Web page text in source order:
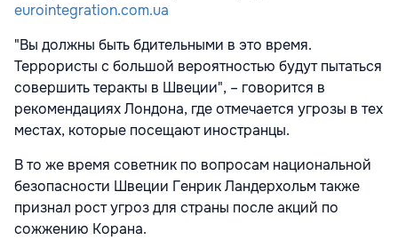
eurointegration.com.ua
"Вы должны быть бдительными в это время.
Террористы с большой вероятностью будут пытаться
совершить теракты в Швеции", – говорится в
рекомендациях Лондона, где отмечается угрозы в тех
местах, которые посещают иностранцы.
В то же время советник по вопросам национальной
безопасности Швеции Генрик Ландерхольм также
признал рост угроз для страны после акций по
сожжению Корана.